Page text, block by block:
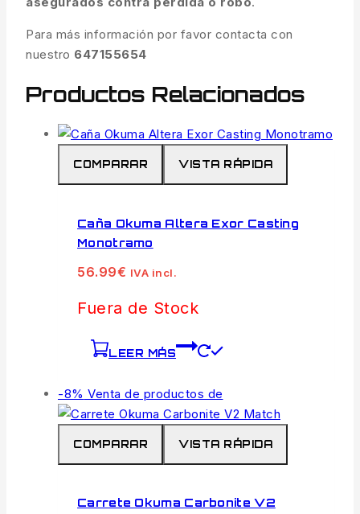
Para más información por favor contacta con
nuestro 647155654
Productos Relacionados
COMPARAR VISTA RÁPIDA
Caña Okuma Altera Exor Casting
Monotramo
56.99€ IVA incl.
Fuera de Stock
LEER MÁS
-8% Venta de productos de
COMPARAR VISTA RÁPIDA
Carrete Okuma Carbonite V2